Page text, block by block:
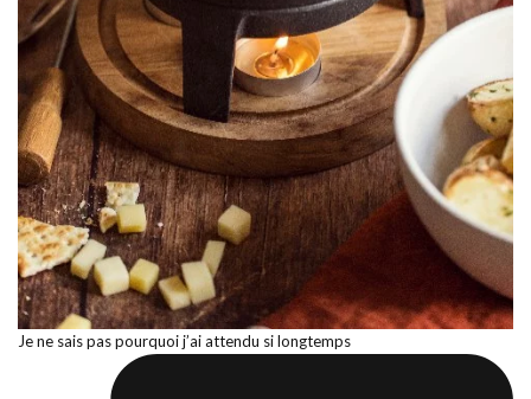
Je ne sais pas pourquoi j’ai attendu si longtemps